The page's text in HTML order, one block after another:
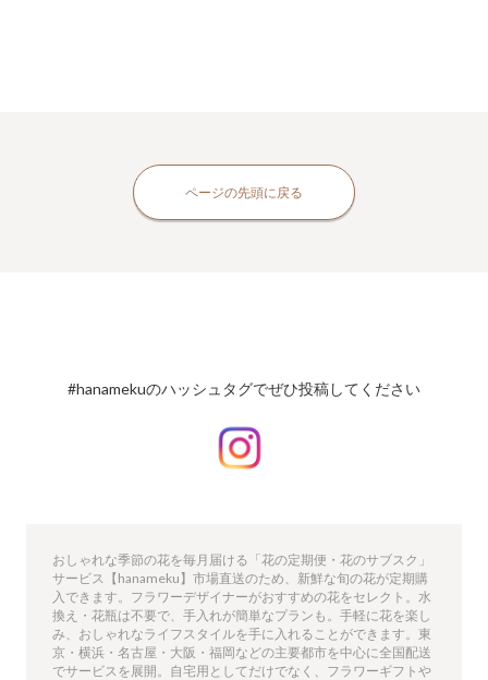
ページの先頭に戻る
#hanamekuのハッシュタグでぜひ投稿してください
おしゃれな季節の花を毎月届ける「花の定期便・花のサブスク」
サービス【hanameku】市場直送のため、新鮮な旬の花が定期購
入できます。フラワーデザイナーがおすすめの花をセレクト。水
換え・花瓶は不要で、手入れが簡単なプランも。手軽に花を楽し
み、おしゃれなライフスタイルを手に入れることができます。東
京・横浜・名古屋・大阪・福岡などの主要都市を中心に全国配送
でサービスを展開。自宅用としてだけでなく、フラワーギフトや